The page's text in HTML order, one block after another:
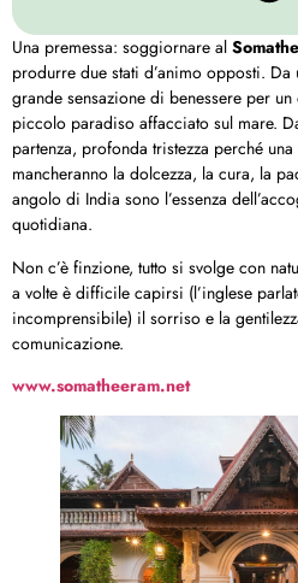
Una premessa: soggiornare al
produrre due stati d’animo opposti.
grande sensazione di benessere per
piccolo paradiso affacciato sul mare.
partenza, profonda tristezza perché
mancheranno la dolcezza, la cura, la
angolo di India sono l’essenza
quotidiana.
Non c’è finzione, tutto si svolge con
a volte è difficile capirsi (l’inglese
incomprensibile) il sorriso e la
comunicazione.
www.somatheeram.net